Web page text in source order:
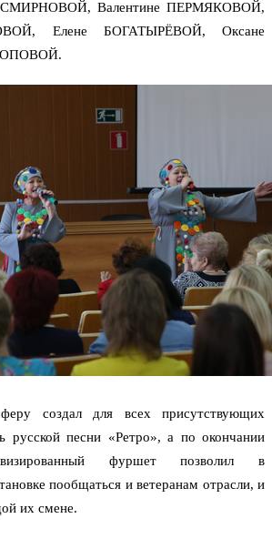
Валентине ПЕРМЯКОВОЙ,
Елене БОГАТЫРЁВОЙ, Оксане
создал для всех присутствующих
русской песни «Ретро», а по окончании
фуршет позволил в
пообщаться и ветеранам отрасли, и
их смене.